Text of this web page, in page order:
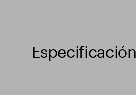
Especificación